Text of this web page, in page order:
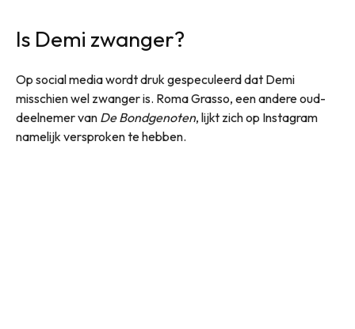
Is Demi zwanger?
Op social media wordt druk gespeculeerd dat Demi
misschien wel zwanger is. Roma Grasso, een andere oud-
deelnemer van De Bondgenoten, lijkt zich op Instagram
namelijk versproken te hebben.